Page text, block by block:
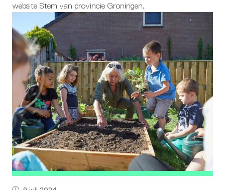
website Stem van provincie Groningen.